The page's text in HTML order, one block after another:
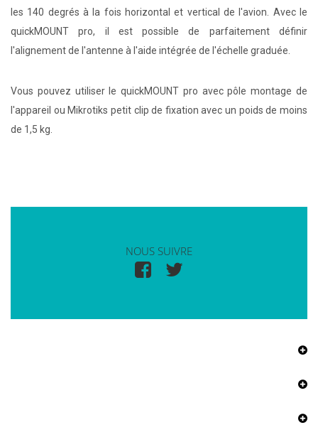
les 140 degrés à la fois horizontal et vertical de l'avion. Avec le
quickMOUNT pro, il est possible de parfaitement définir
l'alignement de l'antenne à l'aide intégrée de l'échelle graduée.
Vous pouvez utiliser le quickMOUNT pro avec pôle montage de
l'appareil ou Mikrotiks petit clip de fixation avec un poids de moins
de 1,5 kg.
NOUS SUIVRE